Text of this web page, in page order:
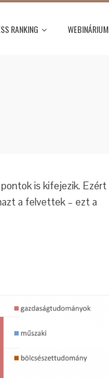
RANKING WEBINÁRIUM
is kifejezik. Ezért
a felvettek – ezt a